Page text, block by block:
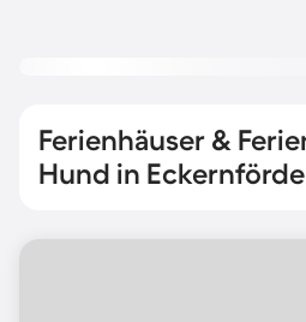
Ferienhäuser &
Hund in Eckernförde